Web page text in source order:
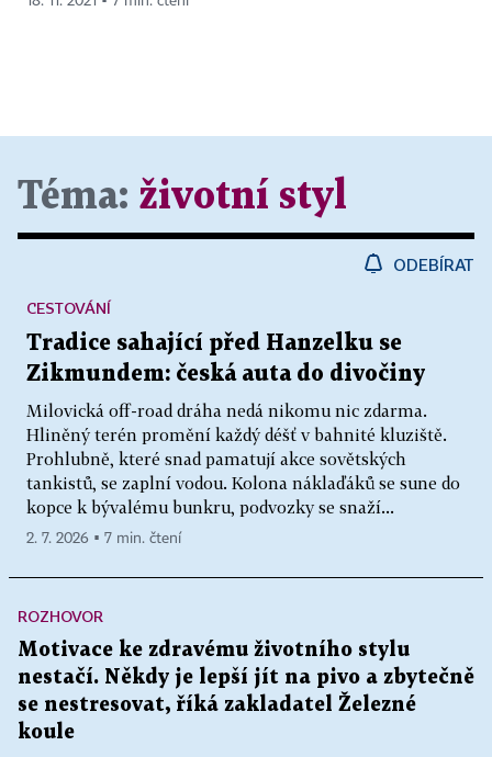
Téma: životní styl
ODEBÍRAT
Tradice sahající před Hanzelku se
Zikmundem: česká auta do divočiny
Milovická off-road dráha nedá nikomu nic zdarma.
Hliněný terén promění každý déšť v bahnité kluziště.
Prohlubně, které snad pamatují akce sovětských
tankistů, se zaplní vodou. Kolona náklaďáků se sune do
kopce k bývalému bunkru, podvozky se snaží...
CESTOVÁNÍ
2. 7. 2026 ▪ 7 min. čtení
ROZHOVOR
Motivace ke zdravému životního stylu
nestačí. Někdy je lepší jít na pivo a zbytečně
se nestresovat, říká zakladatel Železné
koule